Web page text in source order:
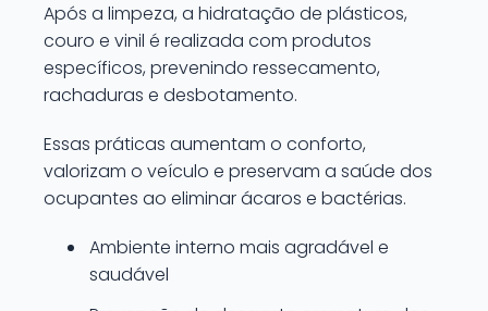
Após a limpeza, a hidratação de plásticos,
couro e vinil é realizada com produtos
específicos, prevenindo ressecamento,
rachaduras e desbotamento.
Essas práticas aumentam o conforto,
valorizam o veículo e preservam a saúde dos
ocupantes ao eliminar ácaros e bactérias.
Ambiente interno mais agradável e
saudável